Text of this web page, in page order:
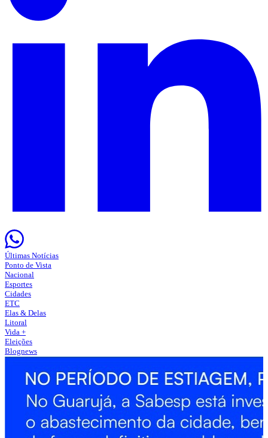
Últimas Notícias
Ponto de Vista
Nacional
Esportes
Cidades
ETC
Elas & Delas
Litoral
Vida +
Eleições
Blognews